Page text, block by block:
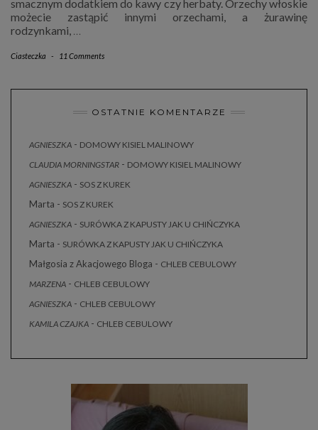
smacznym dodatkiem do kawy czy herbaty. Orzechy włoskie
możecie zastąpić innymi orzechami, a żurawinę
rodzynkami, …
Ciasteczka - 11 Comments
OSTATNIE KOMENTARZE
AGNIESZKA - DOMOWY KISIEL MALINOWY
CLAUDIA MORNINGSTAR - DOMOWY KISIEL MALINOWY
AGNIESZKA - SOS Z KUREK
Marta - SOS Z KUREK
AGNIESZKA - SURÓWKA Z KAPUSTY JAK U CHIŃCZYKA
Marta - SURÓWKA Z KAPUSTY JAK U CHIŃCZYKA
Małgosia z Akacjowego Bloga - CHLEB CEBULOWY
MARZENA - CHLEB CEBULOWY
AGNIESZKA - CHLEB CEBULOWY
KAMILA CZAJKA - CHLEB CEBULOWY